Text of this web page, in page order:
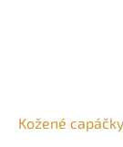
Kožené